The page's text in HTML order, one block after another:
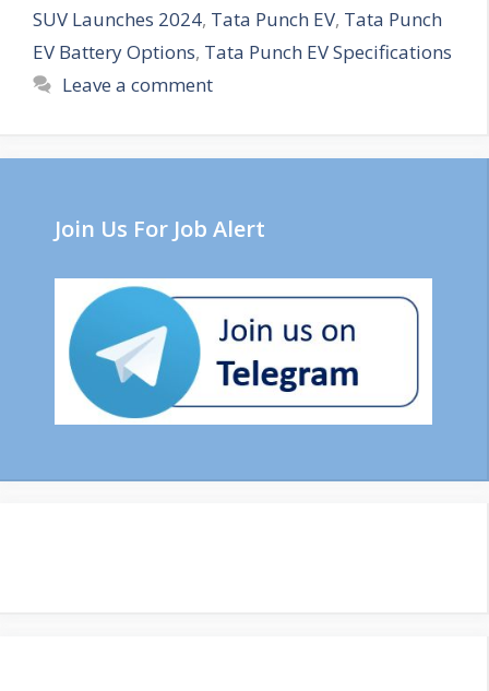
SUV Launches 2024, Tata Punch EV, Tata Punch
EV Battery Options, Tata Punch EV Specifications
Leave a comment
Join Us For Job Alert